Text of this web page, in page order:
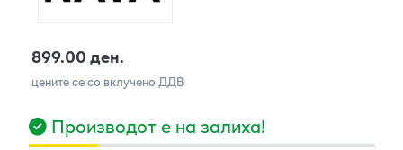
899.00 ден.
цените се со вклучено ДДВ
Производот е на залиха!